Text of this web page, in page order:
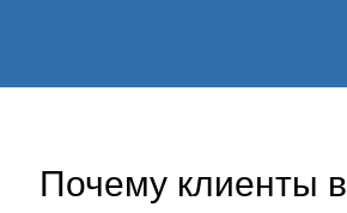
Почему клиенты